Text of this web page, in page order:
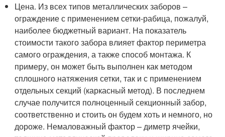
Цена. Из всех типов металлических заборов –
ограждение с применением сетки-рабица, пожалуй,
наиболее бюджетный вариант. На показатель
стоимости такого забора влияет фактор периметра
самого ограждения, а также способ монтажа. К
примеру, он может быть выполнен как методом
сплошного натяжения сетки, так и с применением
отдельных секций (каркасный метод). В последнем
случае получится полноценный секционный забор,
соответственно и стоить он будем хоть и немного, но
дороже. Немаловажный фактор – диметр ячейки,